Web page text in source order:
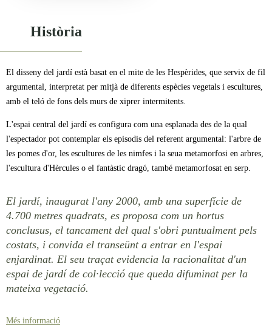
Història
El disseny del jardí està basat en el mite de les Hespèrides, que servix de fil
argumental, interpretat per mitjà de diferents espècies vegetals i escultures,
amb el teló de fons dels murs de xiprer intermitents.
L'espai central del jardí es configura com una esplanada des de la qual
l'espectador pot contemplar els episodis del referent argumental: l'arbre de
les pomes d'or, les escultures de les nimfes i la seua metamorfosi en arbres,
l'escultura d'Hèrcules o el fantàstic dragó, també metamorfosat en serp.
El jardí, inaugurat l'any 2000, amb una superfície de
4.700 metres quadrats, es proposa com un hortus
conclusus, el tancament del qual s'obri puntualment pels
costats, i convida el transeünt a entrar en l'espai
enjardinat. El seu traçat evidencia la racionalitat d'un
espai de jardí de col·lecció que queda difuminat per la
mateixa vegetació.
Més informació